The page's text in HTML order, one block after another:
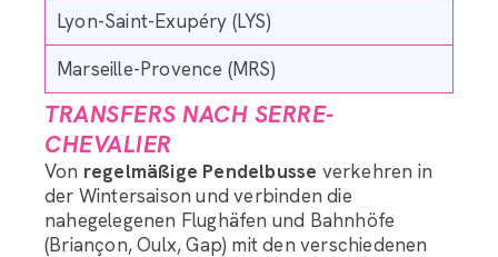
Lyon-Saint-Exupéry (LYS)
Marseille-Provence (MRS)
TRANSFERS NACH SERRE-
CHEVALIER
Von regelmäßige Pendelbusse verkehren in
der Wintersaison und verbinden die
nahegelegenen Flughäfen und Bahnhöfe
(Briançon, Oulx, Gap) mit den verschiedenen